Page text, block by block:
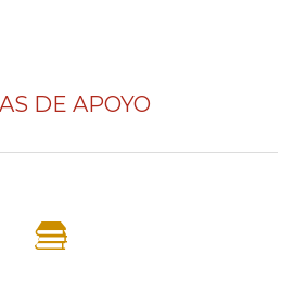
DE APOYO